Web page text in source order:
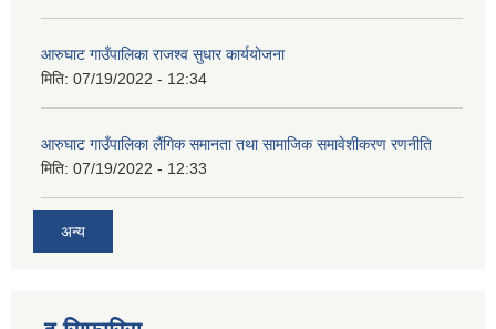
आरुघाट गाउँपालिका राजश्व सुधार कार्ययोजना
मिति: 07/19/2022 - 12:34
आरुघाट गाउँपालिका लैंगिक समानता तथा सामाजिक समावेशीकरण रणनीति
मिति: 07/19/2022 - 12:33
अन्य